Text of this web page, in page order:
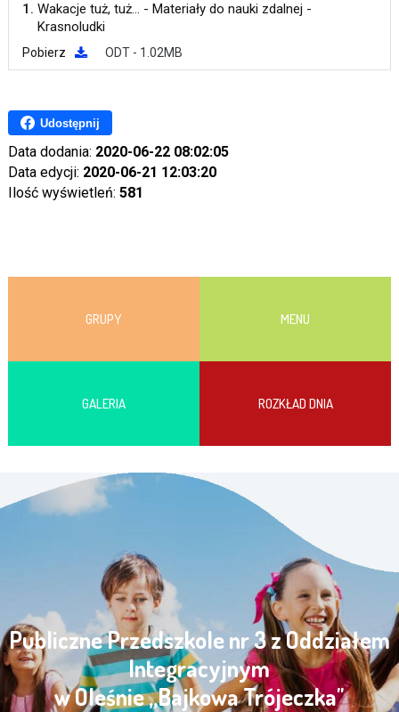
1. Wakacje tuż, tuż... - Materiały do nauki zdalnej -
Krasnoludki
Pobierz ODT - 1.02MB
Udostępnij
Data dodania: 2020-06-22 08:02:05
Data edycji: 2020-06-21 12:03:20
Ilość wyświetleń: 581
GRUPY MENU
GALERIA ROZKŁAD DNIA
Publiczne Przedszkole nr 3 z Oddziałem
Integracyjnym
w Oleśnie „Bajkowa Trójeczka"